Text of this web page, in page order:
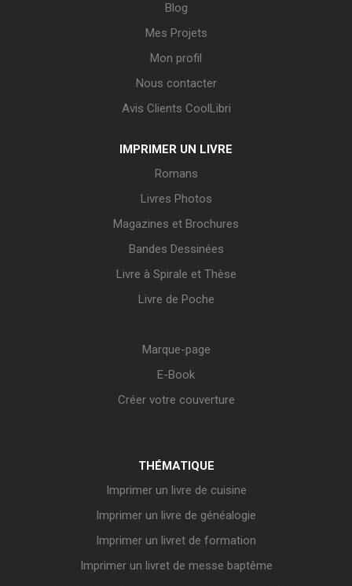
Blog
Mes Projets
Mon profil
Nous contacter
Avis Clients CoolLibri
IMPRIMER UN LIVRE
Romans
Livres Photos
Magazines et Brochures
Bandes Dessinées
Livre à Spirale et Thèse
Livre de Poche
Marque-page
E-Book
Créer votre couverture
THÉMATIQUE
Imprimer un livre de cuisine
Imprimer un livre de généalogie
Imprimer un livret de formation
Imprimer un livret de messe baptême